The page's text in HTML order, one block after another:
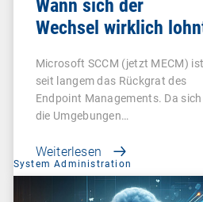
Wann sich der
Wechsel wirklich
Microsoft SCCM (jetzt MECM) ist
seit langem das Rückgrat des
Endpoint Managements. Da sich
die Umgebungen…
Weiterlesen
System Administration